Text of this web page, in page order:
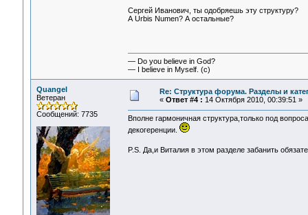
Сергей Иванович, ты одобряешь эту структуру?
А Urbis Numen? А остальные?
— Do you believe in God?
— I believe in Myself. (c)
Quangel
Ветеран
Сообщений: 7735
Re: Структура форума. Разделы и
« Ответ #4 : 14 Октября 2010, 00:39:51 »
Вполне гармоничная структура,только под
декогеренции.
P.S. Да,и Виталия в этом разделе забанить